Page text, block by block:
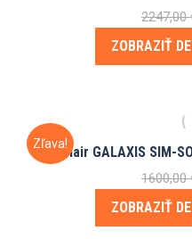
2247,00
ZOBRAZIŤ
Zľava!
Sinclair GALAXIS SIM-
1600,00
ZOBRAZIŤ